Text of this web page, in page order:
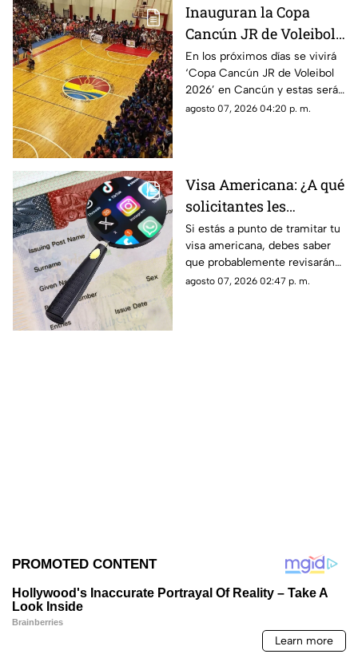
Inauguran la Copa
Cancún JR de Voleibol
2026 en Cancún; aquí
las fechas, categorías y
premios
En los próximos días se vivirá
‘Copa Cancún JR de Voleibol
2026’ en Cancún y estas serán
las fechas, las categorías y los
agosto 07, 2026 04:20 p. m.
Visa Americana: ¿A qué
solicitantes les
revisarán las redes
sociales para su
proceso?
Si estás a punto de tramitar tu
visa americana, debes saber
que probablemente revisarán
tus redes sociales, así que te
agosto 07, 2026 02:47 p. m.